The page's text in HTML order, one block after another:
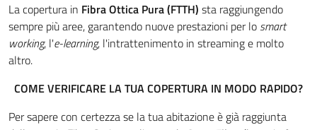
La copertura in Fibra Ottica Pura (FTTH) sta raggiungendo
sempre più aree, garantendo nuove prestazioni per lo smart
working, l'e-learning, l'intrattenimento in streaming e molto
altro.
COME VERIFICARE LA TUA COPERTURA IN MODO RAPIDO?
Per sapere con certezza se la tua abitazione è già raggiunta